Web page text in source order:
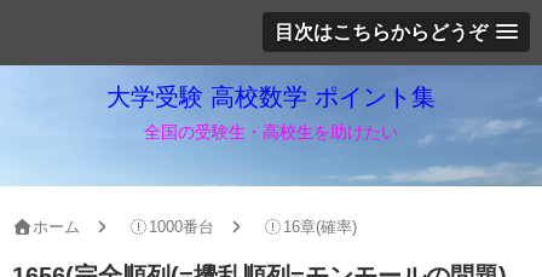
目次はこちらからどうぞ
大学受験 高校数学 ポイント集
全国の受験生・高校生を助けたい
ホーム 1000番台 16章(確率)